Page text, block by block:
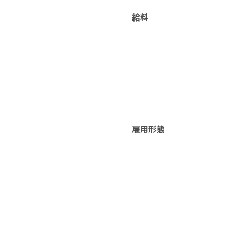
給料
雇用形態